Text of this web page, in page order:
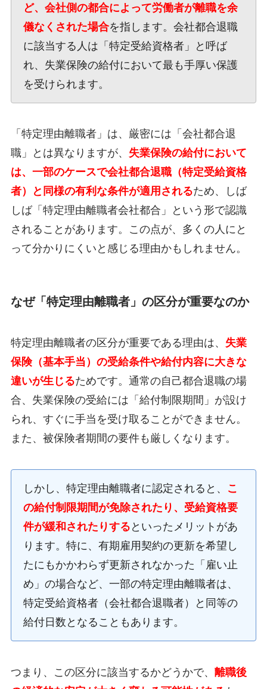
ど、会社側の都合によって労働者が離職を余
儀なくされた場合を指します。会社都合退職
に該当する人は「特定受給資格者」と呼ば
れ、失業保険の給付において最も手厚い保護
を受けられます。
「特定理由離職者」は、厳密には「会社都合退
職」とは異なりますが、 失業保険の給付において
は、一部のケースで会社都合退職（特定受給資格
者）と同様の有利な条件が適用されるため、しば
しば「特定理由離職者会社都合」という形で認識
されることがあります。この点が、多くの人にと
って分かりにくいと感じる理由かもしれません。
なぜ「特定理由離職者」の区分が重要なのか
特定理由離職者の区分が重要である理由は、 失業
保険（基本手当）の受給条件や給付内容に大きな
違いが生じるためです。通常の自己都合退職の場
合、失業保険の受給には「給付制限期間」が設け
られ、すぐに手当を受け取ることができません。
また、被保険者期間の要件も厳しくなります。
しかし、特定理由離職者に認定されると、
こ
の給付制限期間が免除されたり、受給資格要
件が緩和されたりする といったメリットがあ
ります。特に、有期雇用契約の更新を希望し
たにもかかわらず更新されなかった「雇い止
め」の場合など、一部の特定理由離職者は、
特定受給資格者（会社都合退職者）と同等の
給付日数となることもあります。
つまり、この区分に該当するかどうかで、 離職後